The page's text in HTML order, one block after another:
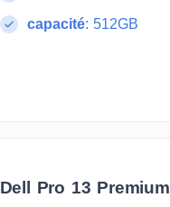
capacité: 512GB
Dell Pro 13 Premium